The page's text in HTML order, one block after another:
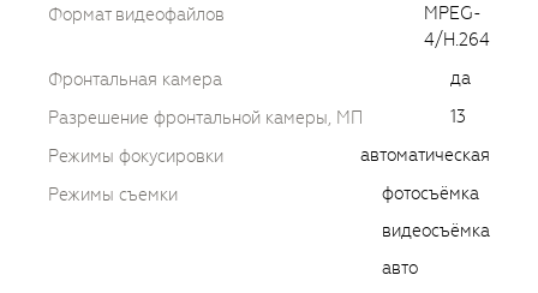
Формат видеофайлов
MPEG-
4/H.264
Фронтальная камера
да
Разрешение фронтальной камеры, МП
13
Режимы фокусировки
автоматическая
Режимы съемки
фотосъёмка
видеосъёмка
авто